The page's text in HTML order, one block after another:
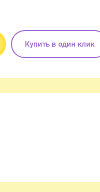
Купить в один клик